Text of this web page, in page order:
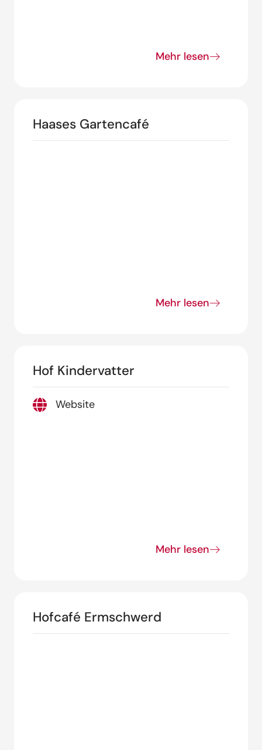
Mehr lesen
Haases Gartencafé
Mehr lesen
Hof Kindervatter
Website
Mehr lesen
Hofcafé Ermschwerd